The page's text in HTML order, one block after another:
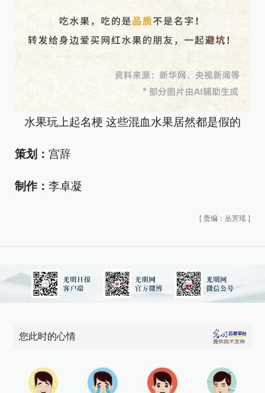
水果玩上起名梗 这些混血水果居然都是假的
策划： 宫辞
制作： 李卓凝
[ 责编：丛芳瑶 ]
您此时的心情